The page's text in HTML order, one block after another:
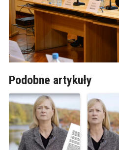
Podobne artykuły